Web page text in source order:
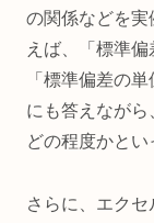
の関係などを実
えば、「標準
「標準偏差の
にも答えなが
どの程度かとい
さらに、エク